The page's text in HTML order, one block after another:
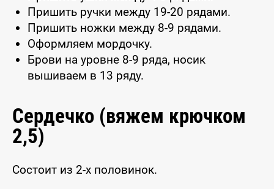
Пришить ручки между 19-20 рядами.
Пришить ножки между 8-9 рядами.
Оформляем мордочку.
Брови на уровне 8-9 ряда, носик
вышиваем в 13 ряду.
Сердечко (вяжем крючком
2,5)
Состоит из 2-х половинок.